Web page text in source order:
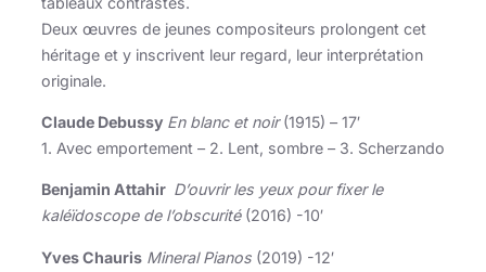
Deux œuvres de jeunes compositeurs prolongent cet
héritage et y inscrivent leur regard, leur interprétation
originale.
Claude Debussy En blanc et noir(1915) – 17′
1. Avec emportement – 2. Lent, sombre – 3. Scherzando
Benjamin Attahir D’ouvrir les yeux pour fixer le
kaléïdoscope de l’obscurité (2016) -10′
Yves Chauris Mineral Pianos (2019) -12′